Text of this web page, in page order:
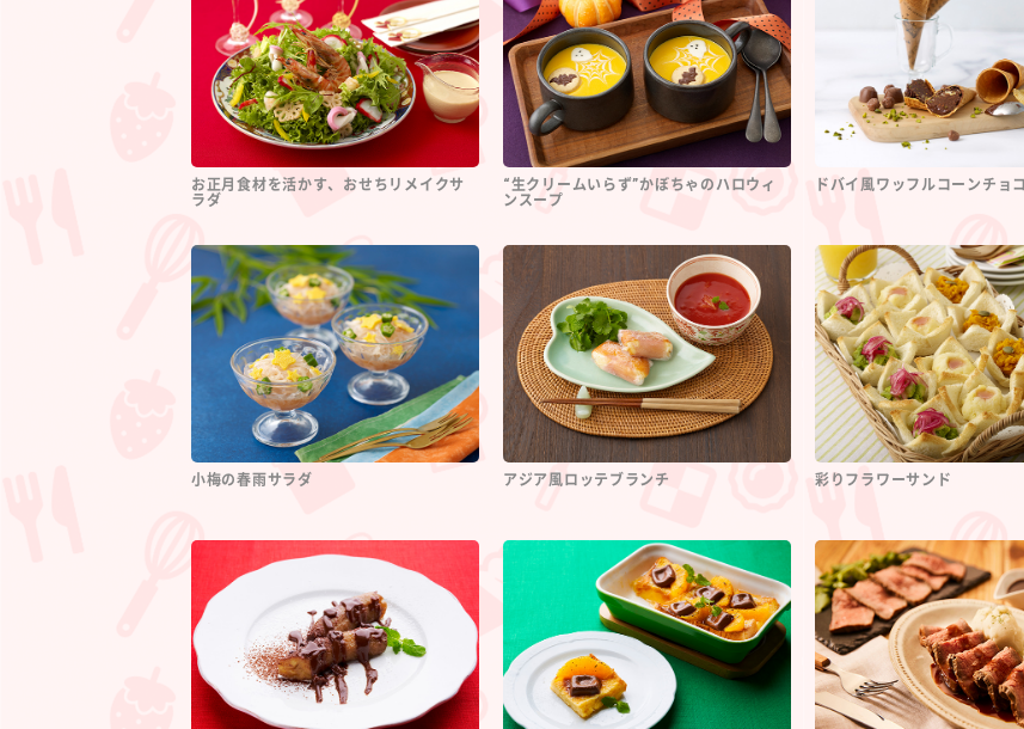
お正月食材を活かす、おせちリメイクサ
ラダ
“生クリームいらず”かぼちゃのハロウィ
ンスープ
ドバイ風ワッフルコーンチョコ
小梅の春雨サラダ アジア風ロッテブランチ 彩りフラワーサンド